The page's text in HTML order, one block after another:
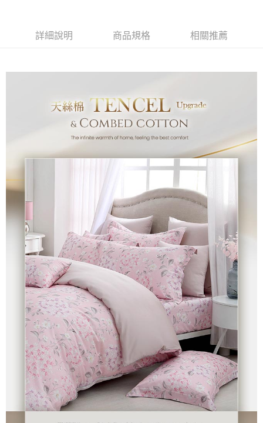
３．收到繳費通知簡訊後14天內，點擊此簡訊中的連結，可透過四大超商／
是否繳費成功／繳費後需取消欲退款等相關疑問，請聯繫「AFTEE先享後付
客戶支援中心」https://netprotections.freshdesk.com/support/home
１．透過由恩沛科技股份有限公司提供之「AFTEE先享後付」服務完成之交
易，需依本服務之必要範圍內提供個人資料，並將交易相關給付款項請求債
權轉讓予恩沛科技股份有限公司。
２．關於個人資料處理事宜，請瀏覽以下網址：
https://aftee.tw/terms/#terms3
３．未成年的使用者請事先徵得法定代理人或監護人之同意方可使用
「AFTEE先享後付」，若未經同意申辦者引起之損失，本公司不負相關責
４．使用「AFTEE先享後付」時，將依據個別帳號之用戶狀況，依本公司即
時審查核予不同之上限額度；若仍有額度不足之情形，本公司將視審查結果
請求用戶進行身份認證。
５．嚴禁一人註冊多個帳號或使用他人資訊註冊。若發現惡意使用之情形，
恩沛科技股份有限公司將有權停止該用戶之使用額度並採取法律行動。
每筆NT$60，滿NT$499(含以上)免運費
每筆NT$100，滿NT$499(含以上)免運費
每筆NT$100，滿NT$499(含以上)免運費
詳細說明 商品規格 相關推薦